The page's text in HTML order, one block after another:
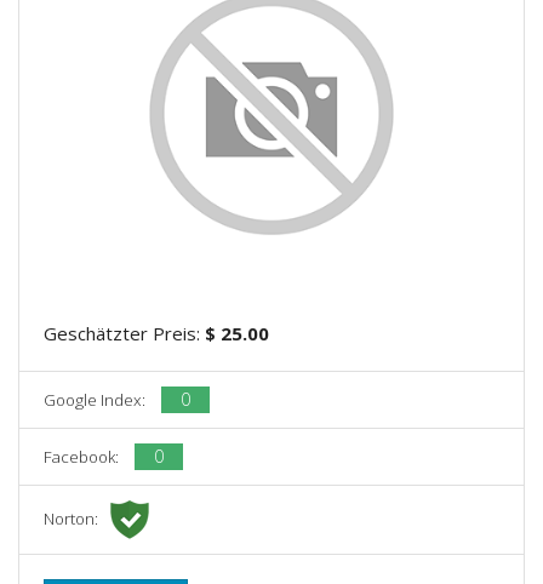
Geschätzter Preis: $ 25.00
Google Index: 0
Facebook: 0
Norton: